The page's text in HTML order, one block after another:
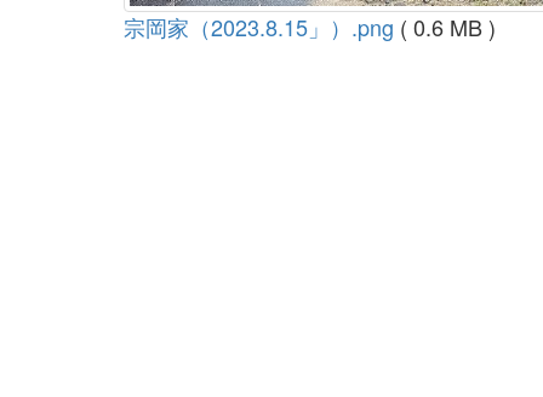
宗岡家（2023.8.15」）.png ( 0.6 MB )